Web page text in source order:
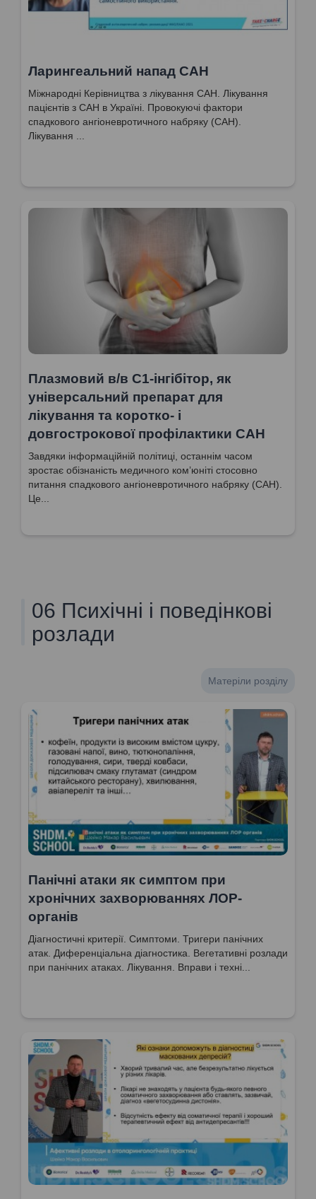
Ларингеальний напад САН
Міжнародні Керівництва з лікування САН. Лікування
пацієнтів з САН в Україні. Провокуючі фактори
спадкового ангіоневротичного набряку (САН).
Лікування ...
Плазмовий в/в С1-інгібітор, як
універсальний препарат для
лікування та коротко- і
довгострокової профілактики САН
Завдяки інформаційній політиці, останнім часом
зростає обізнаність медичного ком’юніті стосовно
питання спадкового ангіоневротичного набряку (САН).
Це...
06 Психічні і поведінкові
розлади
Матеріли розділу
Панічні атаки як симптом при
хронічних захворюваннях ЛОР-
органів
Діагностичні критерії. Симптоми. Тригери панічних
атак. Диференціальна діагностика. Вегетативні розлади
при панічних атаках. Лікування. Вправи і техні...